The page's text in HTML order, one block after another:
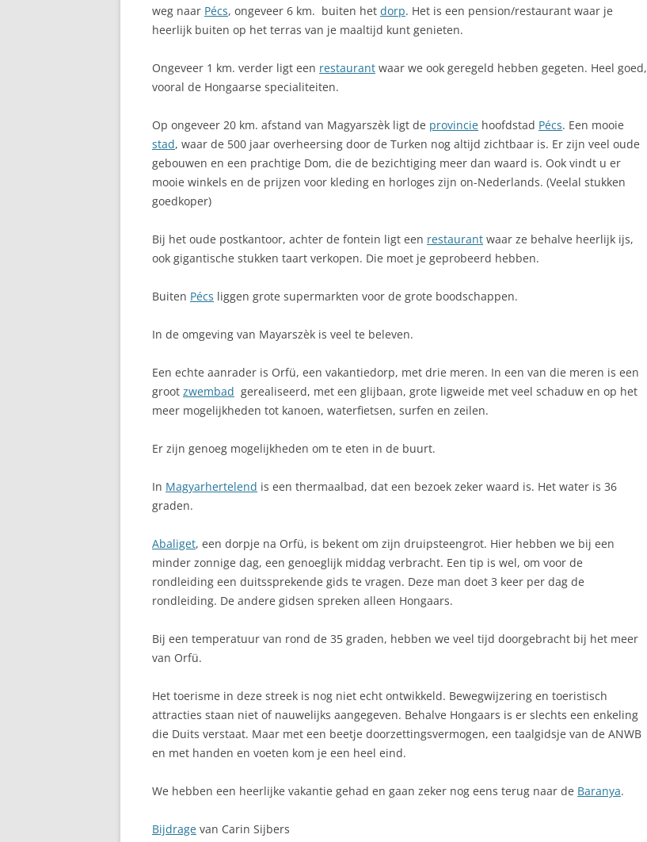
weg naar Pécs, ongeveer 6 km. buiten het dorp. Het is een pension/restaurant waar je
heerlijk buiten op het terras van je maaltijd kunt genieten.
Ongeveer 1 km. verder ligt een restaurant waar we ook geregeld hebben gegeten. Heel goed,
vooral de Hongaarse specialiteiten.
Op ongeveer 20 km. afstand van Magyarszèk ligt de provincie hoofdstad Pécs. Een mooie
stad, waar de 500 jaar overheersing door de Turken nog altijd zichtbaar is. Er zijn veel oude
gebouwen en een prachtige Dom, die de bezichtiging meer dan waard is. Ook vindt u er
mooie winkels en de prijzen voor kleding en horloges zijn on-Nederlands. (Veelal stukken
goedkoper)
Bij het oude postkantoor, achter de fontein ligt een restaurant waar ze behalve heerlijk ijs,
ook gigantische stukken taart verkopen. Die moet je geprobeerd hebben.
Buiten Pécs liggen grote supermarkten voor de grote boodschappen.
In de omgeving van Mayarszèk is veel te beleven.
Een echte aanrader is Orfü, een vakantiedorp, met drie meren. In een van die meren is een
groot zwembad gerealiseerd, met een glijbaan, grote ligweide met veel schaduw en op het
meer mogelijkheden tot kanoen, waterfietsen, surfen en zeilen.
Er zijn genoeg mogelijkheden om te eten in de buurt.
In Magyarhertelend is een thermaalbad, dat een bezoek zeker waard is. Het water is 36
graden.
Abaliget, een dorpje na Orfü, is bekent om zijn druipsteengrot. Hier hebben we bij een
minder zonnige dag, een genoeglijk middag verbracht. Een tip is wel, om voor de
rondleiding een duitssprekende gids te vragen. Deze man doet 3 keer per dag de
rondleiding. De andere gidsen spreken alleen Hongaars.
Bij een temperatuur van rond de 35 graden, hebben we veel tijd doorgebracht bij het meer
van Orfü.
Het toerisme in deze streek is nog niet echt ontwikkeld. Bewegwijzering en toeristisch
attracties staan niet of nauwelijks aangegeven. Behalve Hongaars is er slechts een enkeling
die Duits verstaat. Maar met een beetje doorzettingsvermogen, een taalgidsje van de ANWB
en met handen en voeten kom je een heel eind.
We hebben een heerlijke vakantie gehad en gaan zeker nog eens terug naar de Baranya.
Bijdrage van Carin Sijbers